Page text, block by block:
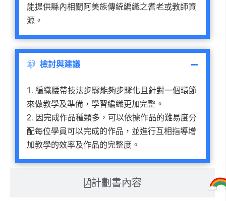
計劃書內容
能提供縣內相關阿美族傳統編織之耆老或教師資
源。
檢討與建議
1. 編織腰帶技法步驟能夠步驟化且針對一個環節
來做教學及準備，學習編織更加完整。
2. 因完成作品種類多，可以依據作品的難易度分
配每位學員可以完成的作品，並進行互相指導增
加教學的效率及作品的完整度。